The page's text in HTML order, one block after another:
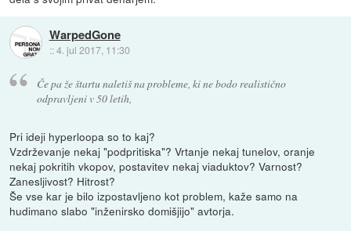
WarpedGone
::4. jul 2017, 11:30
Če pa že štartu naletiš na probleme, ki ne bodo realistično
odpravljeni v 50 letih,
Pri ideji hyperloopa so to kaj?
Vzdrževanje nekaj "podpritiska"? Vrtanje nekaj tunelov, oranje
nekaj pokritih vkopov, postavitev nekaj viaduktov? Varnost?
Zanesljivost? Hitrost?
Še vse kar je bilo izpostavljeno kot problem, kaže samo na
hudimano slabo "inženirsko domišjijo" avtorja.